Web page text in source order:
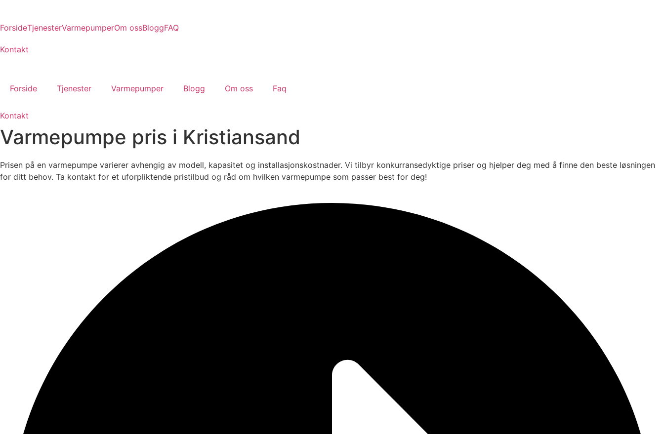
content
ForsideTjenesterVarmepumperOm ossBloggFAQ
Kontakt
Forside Tjenester Varmepumper Blogg Om oss Faq
Kontakt
Varmepumpe pris i Kristiansand
Prisen på en varmepumpe varierer avhengig av modell, kapasitet og installasjonskostnader. Vi tilbyr konkurransedyktige priser og hjelper deg med å finne den beste løsningen
for ditt behov. Ta kontakt for et uforpliktende pristilbud og råd om hvilken varmepumpe som passer best for deg!